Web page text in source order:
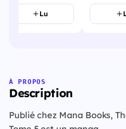
Lu
À PROPOS
Description
Publié chez Mana Books,